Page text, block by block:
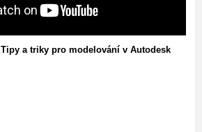
Tipy a triky pro modelování v Autodesk